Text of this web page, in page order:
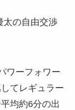
太の自由交渉
ワーフォワー
てレギュラー
均約6分の出